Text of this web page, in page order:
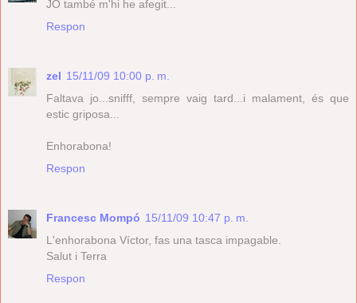
JO també m'hi he afegit...
Respon
zel 15/11/09 10:00 p. m.
Faltava jo...snifff, sempre vaig tard...i malament, és que
estic griposa...
Enhorabona!
Respon
Francesc Mompó 15/11/09 10:47 p. m.
L'enhorabona Víctor, fas una tasca impagable.
Salut i Terra
Respon